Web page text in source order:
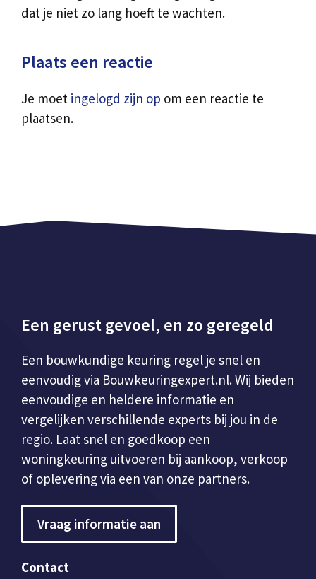
dat je niet zo lang hoeft te wachten.
Plaats een reactie
Je moet ingelogd zijn op om een reactie te
plaatsen.
Een gerust gevoel, en zo geregeld
Een bouwkundige keuring regel je snel en
eenvoudig via Bouwkeuringexpert.nl. Wij bieden
eenvoudige en heldere informatie en
vergelijken verschillende experts bij jou in de
regio. Laat snel en goedkoop een
woningkeuring uitvoeren bij aankoop, verkoop
of oplevering via een van onze partners.
Vraag informatie aan
Contact